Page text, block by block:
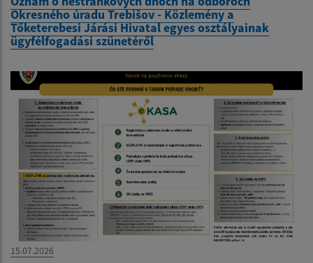
Okresného úradu Trebišov - Közlemény a
Tőketerebesi Járási Hivatal egyes osztályainak
ügyfélfogadási szünetéről
15.07.2026